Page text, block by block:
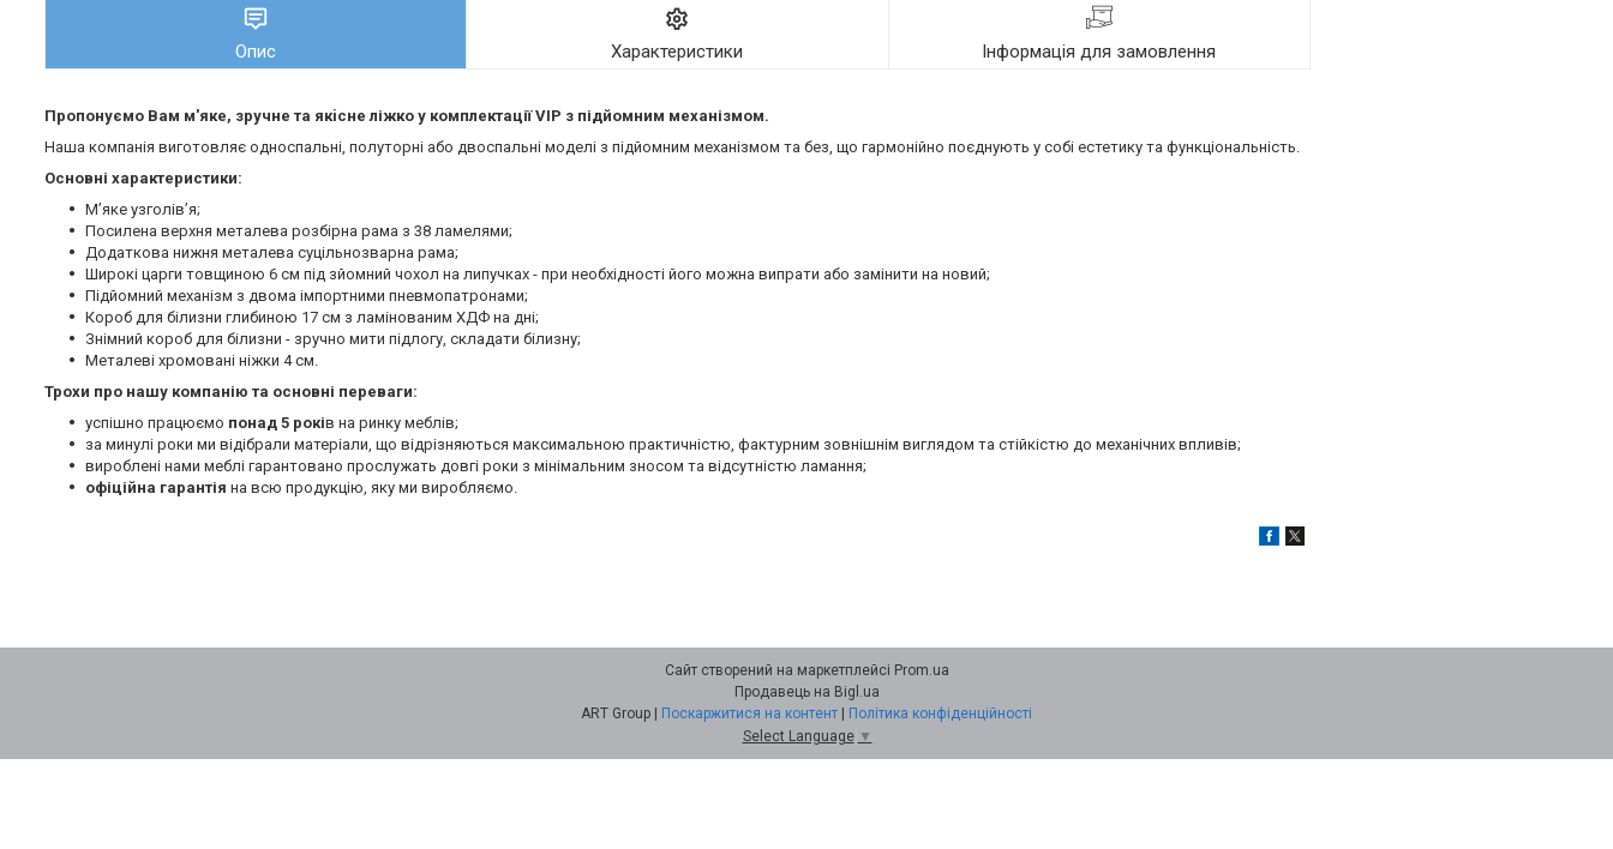
Опис Характеристики Інформація для замовлення
Пропонуємо Вам м'яке, зручне та якiсне ліжко у комплектації VIP з підйомним механізмом.
Наша компанія виготовляє односпальні, полуторні або двоспальні моделі з підйомним механізмом та без, що гармонійно поєднують у собі естетику та функціональність.
Основні характеристики:
М’яке узголів’я;
Посилена верхня металева розбірна рама з 38 ламелями;
Додаткова нижня металева суцільнозварна рама;
Широкі царги товщиною 6 см під зйомний чохол на липучках - при необхідності його можна випрати або замінити на новий;
Підйомний механізм з двома імпортними пневмопатронами;
Короб для білизни глибиною 17 см з ламінованим ХДФ на дні;
Знімний короб для білизни - зручно мити підлогу, складати білизну;
Металеві хромовані ніжки 4 см.
Трохи про нашу компанію та основні переваги:
успішно працюємо понад 5 років на ринку меблів;
за минулі роки ми відібрали матеріали, що відрізняються максимальною практичністю, фактурним зовнішнім виглядом та стійкістю до механічних впливів;
вироблені нами меблі гарантовано прослужать довгі роки з мінімальним зносом та відсутністю ламання;
офіційна гарантія на всю продукцію, яку ми виробляємо.
Сайт створений на маркетплейсі Prom.ua
Продавець на Bigl.ua
Поскаржитися на контент
Політика конфіденційності
Select Language ▼